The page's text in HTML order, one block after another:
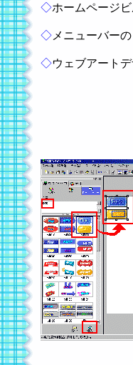
◇ホームページ
◇ メニューバーの
◇ウェブアート